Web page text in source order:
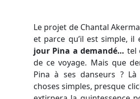
Le projet de Chantal
et parce qu’il est simple, il
jour Pina a demandé… tel
de ce voyage. Mais que
Pina à ses danseurs ? Là
choses simples, presque